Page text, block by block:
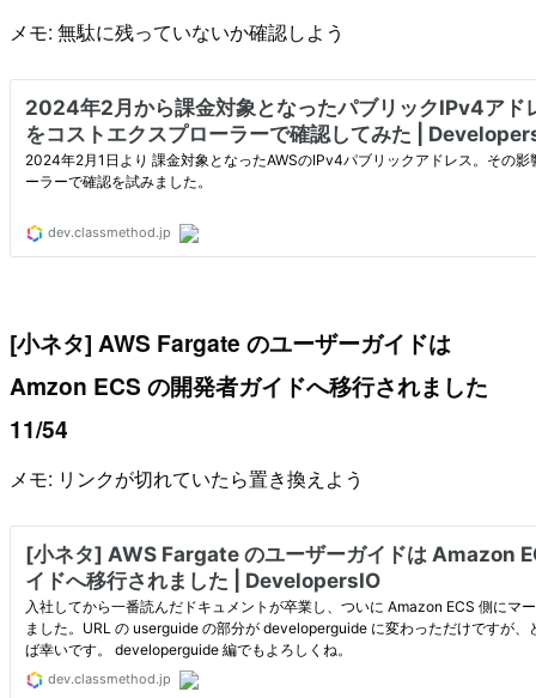
メモ: 無駄に残っていないか確認しよう
[小ネタ] AWS Fargate のユーザーガイドは
Amzon ECS の開発者ガイドへ移行されました
11/54
メモ: リンクが切れていたら置き換えよう